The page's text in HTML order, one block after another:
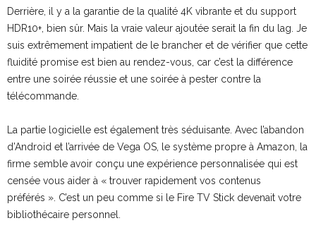
Derrière, il y a la garantie de la qualité 4K vibrante et du support
HDR10+, bien sûr. Mais la vraie valeur ajoutée serait la fin du lag. Je
suis extrêmement impatient de le brancher et de vérifier que cette
fluidité promise est bien au rendez-vous, car c’est la différence
entre une soirée réussie et une soirée à pester contre la
télécommande.
La partie logicielle est également très séduisante. Avec l’abandon
d’Android et l’arrivée de Vega OS, le système propre à Amazon, la
firme semble avoir conçu une expérience personnalisée qui est
censée vous aider à « trouver rapidement vos contenus
préférés ». C’est un peu comme si le Fire TV Stick devenait votre
bibliothécaire personnel.